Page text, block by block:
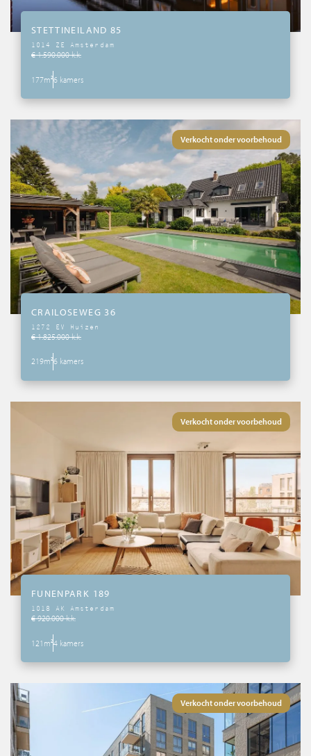
STETTINEILAND 85
1014 ZE Amsterdam
€ 1.590.000 k.k.
177m²6 kamers
Verkocht onder voorbehoud
CRAILOSEWEG 36
1272 EV Huizen
€ 1.825.000 k.k.
219m²6 kamers
Verkocht onder voorbehoud
FUNENPARK 189
1018 AK Amsterdam
€ 920.000 k.k.
121m²4 kamers
Verkocht onder voorbehoud